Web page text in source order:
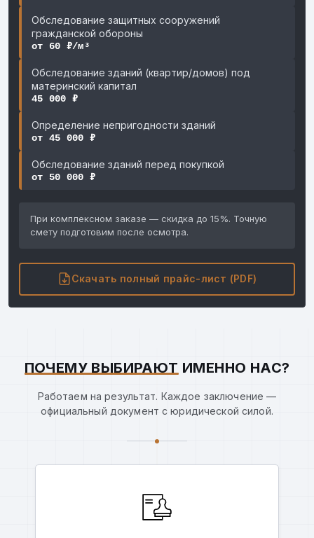
Обследование защитных сооружений
гражданской обороны
от 60 ₽/м³
Обследование зданий (квартир/домов) под
материнский капитал
45 000 ₽
Определение непригодности зданий
от 45 000 ₽
Обследование зданий перед покупкой
от 50 000 ₽
При комплексном заказе — скидка до 15%. Точную
смету подготовим после осмотра.
Скачать полный прайс-лист (PDF)
ПОЧЕМУ ВЫБИРАЮТ ИМЕННО НАС?
Работаем на результат. Каждое заключение —
официальный документ с юридической силой.